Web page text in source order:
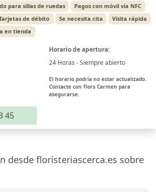
para sillas de ruedas
Pagos con móvil vía NFC
de débito Se necesita cita
Visita rápida
en tienda
Horario de apertura:
24 Horas - Siempre abierto
El horario podría no estar actualizado.
Contacte con Flors Carmen para
asegurarse.
45
desde floristeriascerca.es sobre